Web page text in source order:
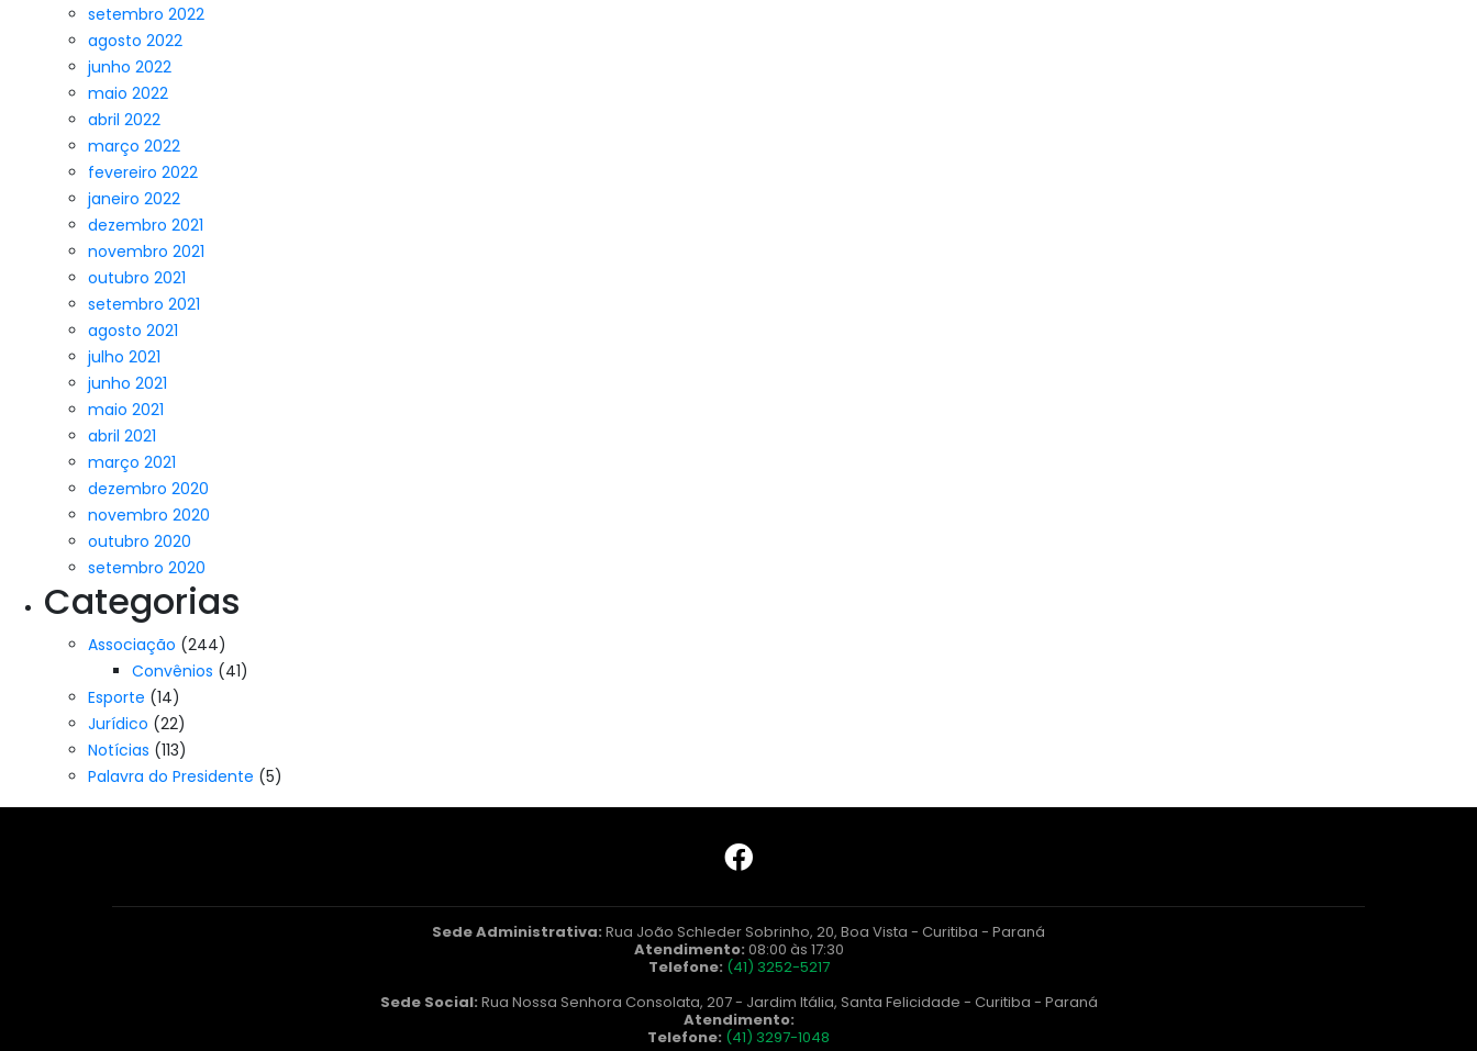
setembro 2022
agosto 2022
junho 2022
maio 2022
abril 2022
março 2022
fevereiro 2022
janeiro 2022
dezembro 2021
novembro 2021
outubro 2021
setembro 2021
agosto 2021
julho 2021
junho 2021
maio 2021
abril 2021
março 2021
dezembro 2020
novembro 2020
outubro 2020
setembro 2020
Categorias
Associação (244)
Convênios (41)
Esporte (14)
Jurídico (22)
Notícias (113)
Palavra do Presidente (5)
Sede Administrativa: Rua João Schleder Sobrinho, 20, Boa Vista - Curitiba - Paraná
Atendimento: 08:00 às 17:30
Telefone: (41) 3252-5217
Sede Social: Rua Nossa Senhora Consolata, 207 - Jardim Itália, Santa Felicidade - Curitiba - Paraná
Atendimento:
Telefone: (41) 3297-1048